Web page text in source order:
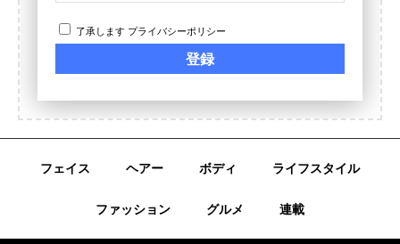
了承します プライバシーポリシー
フェイス ヘアー ボディ ライフスタイル
ファッション グルメ 連載